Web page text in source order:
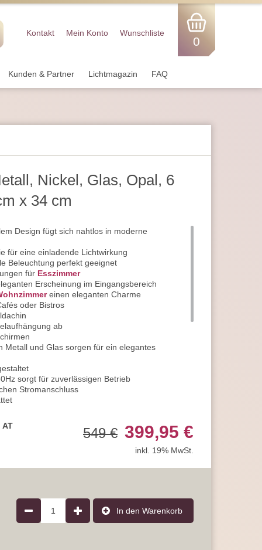
Kontakt Mein Konto Wunschliste
0
Kunden & Partner Lichtmagazin FAQ
Nickel, Glas, Opal, 6
x 34 cm
Design fügt sich nahtlos in moderne
für eine einladende Lichtwirkung
Beleuchtung perfekt geeignet
für Esszimmer
Erscheinung im Eingangsbereich
einen eleganten Charme
oder Bistros
ab
Metall und Glas sorgen für ein elegantes
sorgt für zuverlässigen Betrieb
Stromanschluss
und hoher Qualität
die Energieeffizienzklasse A
549 € 399,95 €
inkl. 19% MwSt.
1 In den Warenkorb